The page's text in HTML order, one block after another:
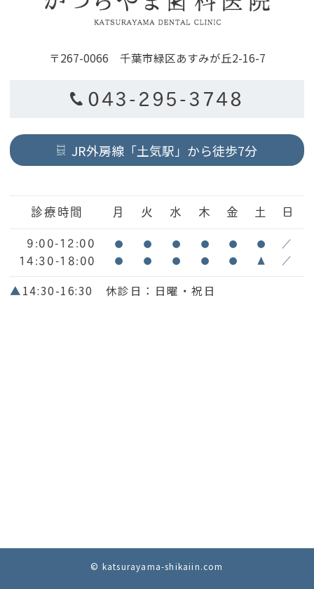
〒267-0066 千葉市緑区あすみが丘2-16-7
043-295-3748
JR外房線「土気駅」から徒歩7分
診療時間 月 火 水 木 金 土 日
9:00-12:00 ● ● ● ● ● ● ／
14:30-18:00 ● ● ● ● ● ▲ ／
▲14:30-16:30 休診日：日曜・祝日
© katsurayama-shikaiin.com